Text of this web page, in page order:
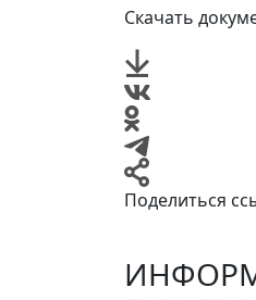
Скачать
Поделиться